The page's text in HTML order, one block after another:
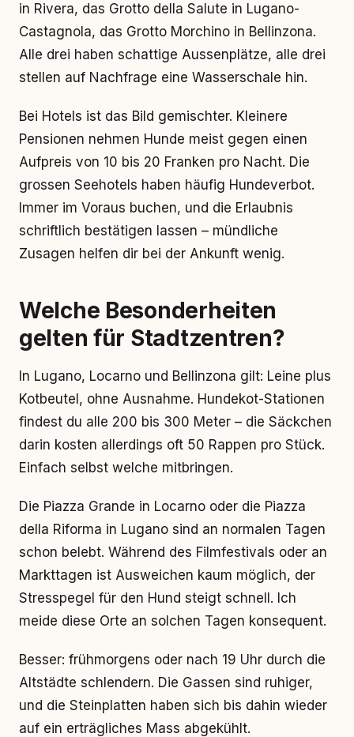
in Rivera, das Grotto della Salute in Lugano-
Castagnola, das Grotto Morchino in Bellinzona.
Alle drei haben schattige Aussenplätze, alle drei
stellen auf Nachfrage eine Wasserschale hin.
Bei Hotels ist das Bild gemischter. Kleinere
Pensionen nehmen Hunde meist gegen einen
Aufpreis von 10 bis 20 Franken pro Nacht. Die
grossen Seehotels haben häufig Hundeverbot.
Immer im Voraus buchen, und die Erlaubnis
schriftlich bestätigen lassen – mündliche
Zusagen helfen dir bei der Ankunft wenig.
Welche Besonderheiten
gelten für Stadtzentren?
In Lugano, Locarno und Bellinzona gilt: Leine plus
Kotbeutel, ohne Ausnahme. Hundekot-Stationen
findest du alle 200 bis 300 Meter – die Säckchen
darin kosten allerdings oft 50 Rappen pro Stück.
Einfach selbst welche mitbringen.
Die Piazza Grande in Locarno oder die Piazza
della Riforma in Lugano sind an normalen Tagen
schon belebt. Während des Filmfestivals oder an
Markttagen ist Ausweichen kaum möglich, der
Stresspegel für den Hund steigt schnell. Ich
meide diese Orte an solchen Tagen konsequent.
Besser: frühmorgens oder nach 19 Uhr durch die
Altstädte schlendern. Die Gassen sind ruhiger,
und die Steinplatten haben sich bis dahin wieder
auf ein erträgliches Mass abgekühlt.